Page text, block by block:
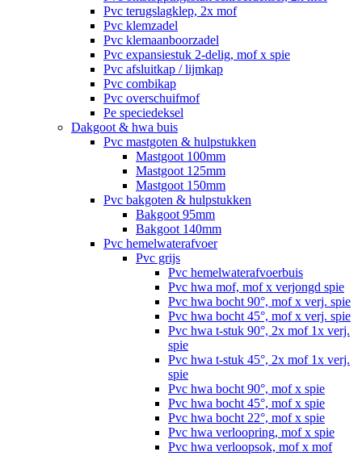
Pvc terugslagklep, 2x mof
Pvc klemzadel
Pvc klemaanboorzadel
Pvc expansiestuk 2-delig, mof x spie
Pvc afsluitkap / lijmkap
Pvc combikap
Pvc overschuifmof
Pe speciedeksel
Dakgoot & hwa buis
Pvc mastgoten & hulpstukken
Mastgoot 100mm
Mastgoot 125mm
Mastgoot 150mm
Pvc bakgoten & hulpstukken
Bakgoot 95mm
Bakgoot 140mm
Pvc hemelwaterafvoer
Pvc grijs
Pvc hemelwaterafvoerbuis
Pvc hwa mof, mof x verjongd spie
Pvc hwa bocht 90°, mof x verj. spie
Pvc hwa bocht 45°, mof x verj. spie
Pvc hwa t-stuk 90°, 2x mof 1x verj.
spie
Pvc hwa t-stuk 45°, 2x mof 1x verj.
spie
Pvc hwa bocht 90°, mof x spie
Pvc hwa bocht 45°, mof x spie
Pvc hwa bocht 22°, mof x spie
Pvc hwa verloopring, mof x spie
Pvc hwa verloopsok, mof x mof